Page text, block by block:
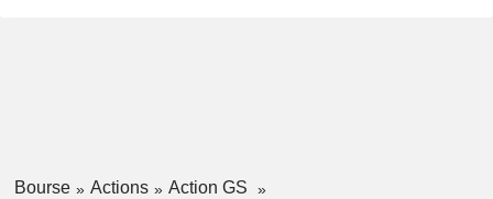
Bourse Actions
Action GS